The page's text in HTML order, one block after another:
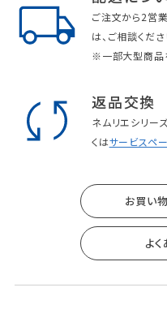
ご注文から2営
は、ご相談くださ
※一部大型商品
返品交換
ネムリエシリー
くはサービスペ
お買い
よ